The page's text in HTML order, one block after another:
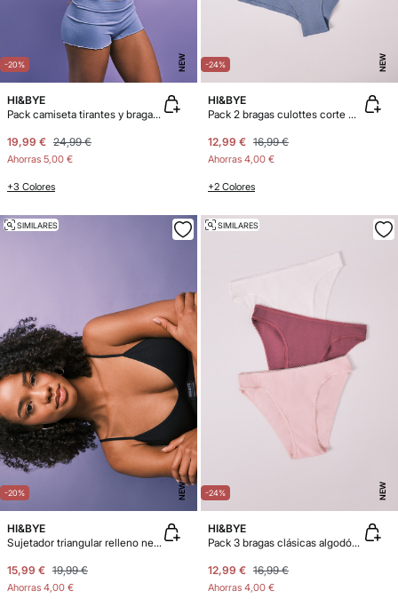
-20% NEW
HI&BYE
Pack camiseta tirantes y braga bóxer azul
19,99 € 24,99 €
Ahorras 5,00 €
+3 Colores
-24% NEW
HI&BYE
Pack 2 bragas culottes corte U azul
12,99 € 16,99 €
Ahorras 4,00 €
+2 Colores
-20% NEW
SIMILARES
HI&BYE
Sujetador triangular relleno negro
15,99 € 19,99 €
Ahorras 4,00 €
-24% NEW
SIMILARES
HI&BYE
Pack 3 bragas clásicas algodón rosa
12,99 € 16,99 €
Ahorras 4,00 €